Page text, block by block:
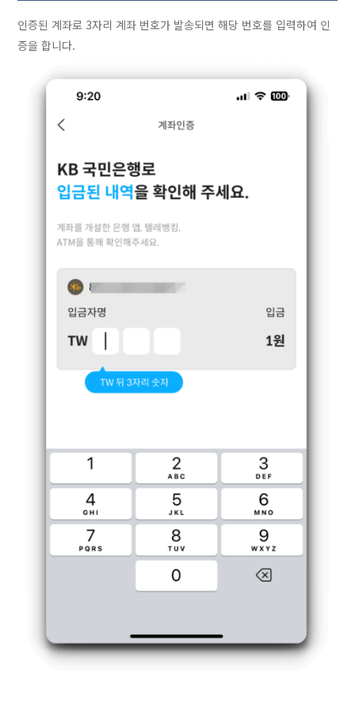
인증된 계좌로 3자리 계좌 번호가 발송되면 해당 번호를 입력하여 인
증을 합니다.